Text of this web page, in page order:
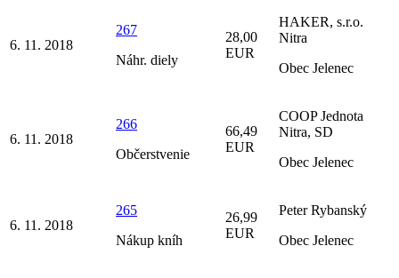
6. 11. 2018
267
Náhr. diely
28,00
EUR
HAKER, s.r.o.
Nitra
Obec Jelenec
6. 11. 2018
266
Občerstvenie
66,49
EUR
COOP Jednota
Nitra, SD
Obec Jelenec
6. 11. 2018
265
Nákup kníh
26,99
EUR
Peter Rybanský
Obec Jelenec